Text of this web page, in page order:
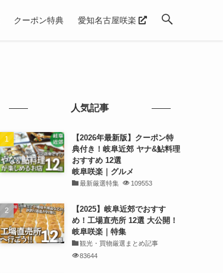
クーポン特典 愛知名古屋咲楽
人気記事
【2026年最新版】クーポン特
典付き！岐阜近郊 ヤナ&鮎料理
おすすめ 12選
岐阜咲楽｜グルメ
最新厳選特集 109553
【2025】岐阜近郊でおすす
め！工場直売所 12選 大公開！
岐阜咲楽｜特集
観光・買物厳選まとめ記事
83644